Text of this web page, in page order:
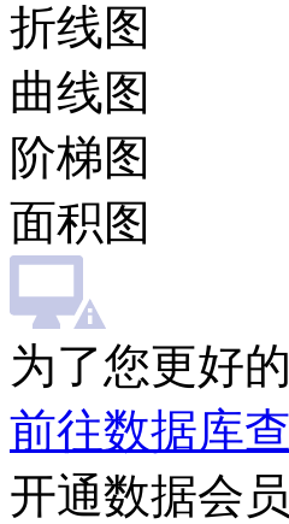
折线图
曲线图
阶梯图
面积图
为了您更好
前往数据库
开通数据会